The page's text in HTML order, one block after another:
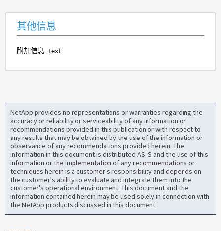
其他信息
附加信息 _text
NetApp provides no representations or warranties regarding the
accuracy or reliability or serviceability of any information or
recommendations provided in this publication or with respect to
any results that may be obtained by the use of the information or
observance of any recommendations provided herein. The
information in this document is distributed AS IS and the use of this
information or the implementation of any recommendations or
techniques herein is a customer's responsibility and depends on
the customer's ability to evaluate and integrate them into the
customer's operational environment. This document and the
information contained herein may be used solely in connection with
the NetApp products discussed in this document.